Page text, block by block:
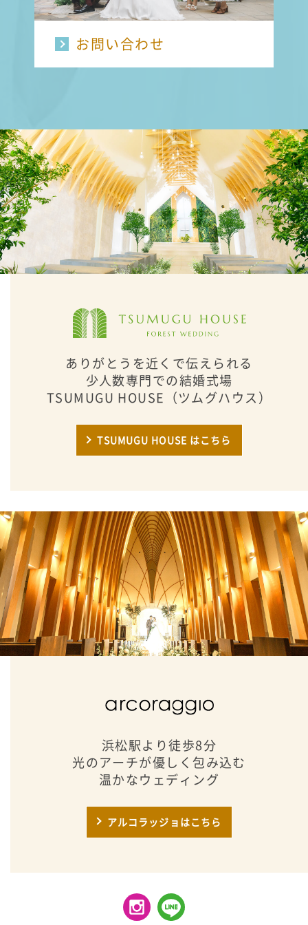
お問い合わせ
ありがとうを近くで伝えられる
少人数専門での結婚式場
TSUMUGU HOUSE（ツムグハウス）
TSUMUGU HOUSE はこちら
浜松駅より徒歩8分
光のアーチが優しく包み込む
温かなウェディング
アルコラッジョはこちら